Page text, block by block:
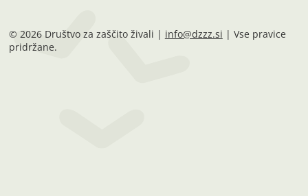
© 2026 Društvo za zaščito živali | info@dzzz.si | Vse pravice
pridržane.